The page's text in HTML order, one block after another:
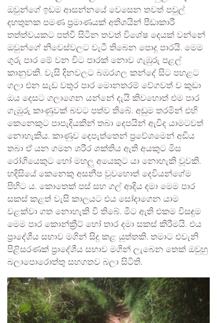
ඔවුන්ගේ ඉඩම ආසන්නයේ වෙසෙන තවත් පවුල්
දහතුනක පමණ ප්‍රමාණයක් අතිශයින් පීඩාකාරී
තත්ත්වයකට පත්වී සිටින තවත් විශේෂ දෙයක් වන්නේ
ඔවුන්ගේ නිවෙස්වලට වැටී තිබෙන පොදු පාරයි. මෙම
ගුරු පාර මේ වන විට පාරක් නොව ගැඹුරු පළල්
කානුවකි. වැසි දිනවලට බඹරගල කන්දේ සිට පහළට
ගලා එන සැඩ වතුර පාර මොනතරම් වේගවත් ව කුඩා
ඔය දෙසට ගලාගෙන යන්නේ දැයි කිවහොත් එම පාර
ගැඹුරු කාණුවක් බවට පත්ව තිබේ. අඩුම තරමින් එහි
කෙනෙකුට පාපැදියකින් තබා දෙපයින් ඇවිද යාමටවත්
නොහැකිය. කාණුව දෙපැත්තෙන් ප්‍රවේශමෙන් අඩිය
තබා ඒ යන ගමන ශරීර ශක්තිය ඇති අයකුට මිස
රෝගියෙකුට හෝ මහලු අයෙකුට යා නොහැකි වූවකි.
හදිසියේ කෙනෙකු අසනීප වුවහොත් දෙවියන්ගේම
පිහිට ය. කොතෙක් පස් සහ ගල් ආදිය දමා මෙම පාර
සකස් කළත් වැසි කාලයට එය සෝදාගෙන යාම
වළක්වා ගත නොහැකි වී තිබේ. මීට ඇති එකම විසඳුම
මෙම පාර කොන්ක්‍රීට් හෝ තාර දමා සකස් කිරීමයි. එය
ප්‍රාදේශීය සභාව මගින් සිදු කළ යුත්තකි. තමාට එවැනි
පිළිසරණක් ප්‍රාදේශීය සභාව මගින් ලැබෙන තෙක් ඔවුහු
බලාපොරොත්තු සහගතව බලා සිටිති.